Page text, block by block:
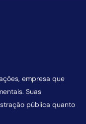
empresa que
Suas
pública quanto